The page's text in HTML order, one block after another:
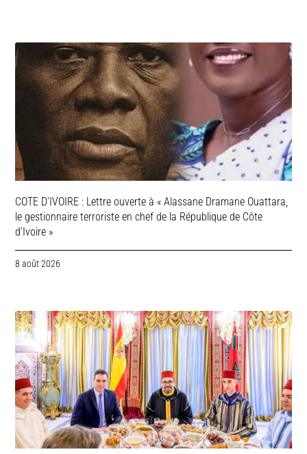
COTE D’IVOIRE : Lettre ouverte à « Alassane Dramane Ouattara,
le gestionnaire terroriste en chef de la République de Côte
d’Ivoire »
8 août 2026